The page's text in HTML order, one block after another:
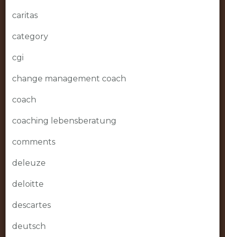
caritas
category
cgi
change management coach
coach
coaching lebensberatung
comments
deleuze
deloitte
descartes
deutsch